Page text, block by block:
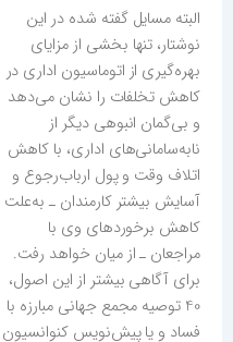
البته مسایل گفته شده در این
نوشتار، تنها بخشی از مزایای
بهره‌گیری از اتوماسیون اداری در
کاهش تخلفات را نشان می‌دهد
و بی‌گمان انبوهی دیگر از
نا‌به‌سامانی‌های اداری، با کاهش
اتلاف وقت و پول ارباب‌رجوع و
آسایش بیشتر کارمندان ـ به‌علت
کاهش برخوردهای وی با
مراجعان ـ از میان خواهد رفت.
برای آگاهی بیشتر از این اصول،
40 توصیه مجمع جهانی مبارزه با
فساد و یا پیش‌نویس کنوانسیون